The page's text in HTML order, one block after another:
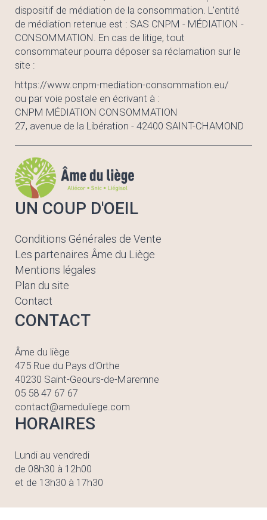
dispositif de médiation de la consommation. L'entité
de médiation retenue est : SAS CNPM - MÉDIATION -
CONSOMMATION. En cas de litige, tout
consommateur pourra déposer sa réclamation sur le
site :
https://www.cnpm-mediation-consommation.eu/
ou par voie postale en écrivant à :
CNPM MÉDIATION CONSOMMATION
27, avenue de la Libération - 42400 SAINT-CHAMOND
UN COUP D'OEIL
Conditions Générales de Vente
Les partenaires Âme du Liège
Mentions légales
Plan du site
Contact
CONTACT
Âme du liège
475 Rue du Pays d'Orthe
40230 Saint-Geours-de-Maremne
05 58 47 67 67
contact@ameduliege.com
HORAIRES
Lundi au vendredi
de 08h30 à 12h00
et de 13h30 à 17h30